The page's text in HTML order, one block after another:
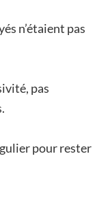
n’étaient pas
pas
pour rester